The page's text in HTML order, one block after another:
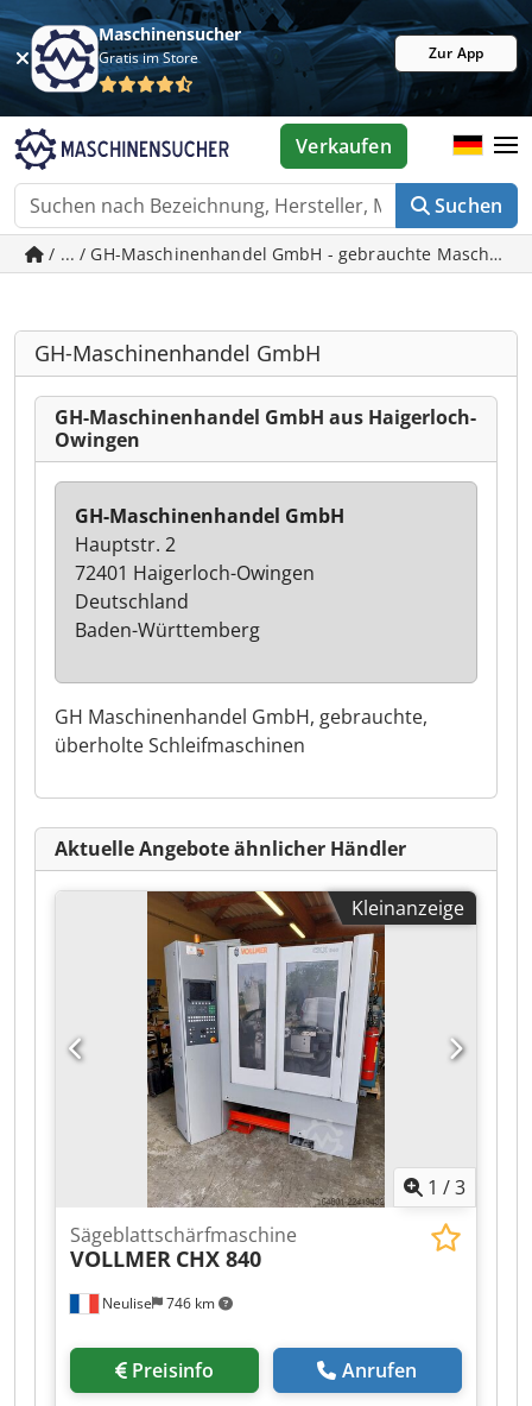
Maschinensucher
Gratis im Store Zur App
Suchen
Verkaufen
/ ... / GH-Maschinenhandel GmbH - gebrauchte
GH-Maschinenhandel GmbH
GH-Maschinenhandel GmbH aus Haigerloch-
Owingen
GH Maschinenhandel GmbH, gebrauchte,
überholte Schleifmaschinen
GH-Maschinenhandel GmbH
Hauptstr. 2
72401 Haigerloch-Owingen
Deutschland
Baden-Württemberg
Aktuelle Angebote ähnlicher Händler
Kleinanzeige
1 /3
Neulise 746 km
Sägeblattschärfmaschine
VOLLMER CHX 840
Preisinfo Anrufen